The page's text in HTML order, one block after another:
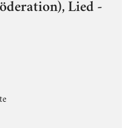
Lied -